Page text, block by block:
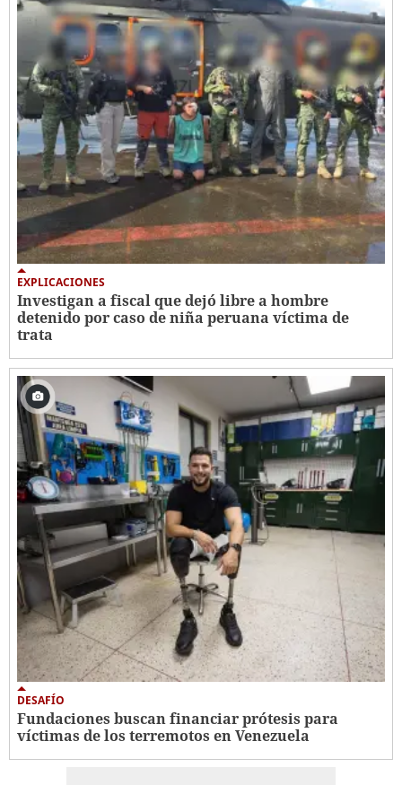
EXPLICACIONES
Investigan a fiscal que dejó libre a hombre
detenido por caso de niña peruana víctima de
trata
DESAFÍO
Fundaciones buscan financiar prótesis para
víctimas de los terremotos en Venezuela